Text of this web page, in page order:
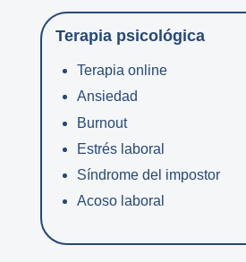
Terapia psicológica
Terapia online
Ansiedad
Burnout
Estrés laboral
Síndrome del impostor
Acoso laboral